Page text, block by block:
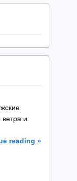
и
reading »